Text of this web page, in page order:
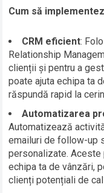
Cum să
CRM eficient:
Relationship
clienții și pentru a
poate ajuta echipa ta
răspundă rapid la
Automatizarea
Automatizează
emailuri de follow-up
personalizate.
echipa ta de vânzări,
clienți potențiali de